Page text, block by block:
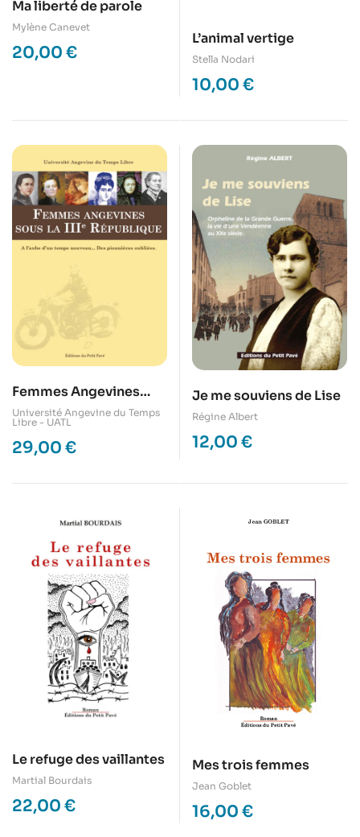
Ma liberté de parole
Mylène Canevet
20,00 €
L’animal vertige
Stella Nodari
10,00 €
Femmes Angevines
sous la IIIe République
Université Angevine du Temps
Libre - UATL
29,00 €
Je me souviens de Lise
Régine Albert
12,00 €
Le refuge des vaillantes
Martial Bourdais
22,00 €
Mes trois femmes
Jean Goblet
16,00 €